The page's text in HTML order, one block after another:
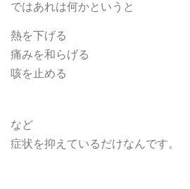
ではあれは何かというと
熱を下げる
痛みを和らげる
咳を止める
など
症状を抑えているだけなんです。